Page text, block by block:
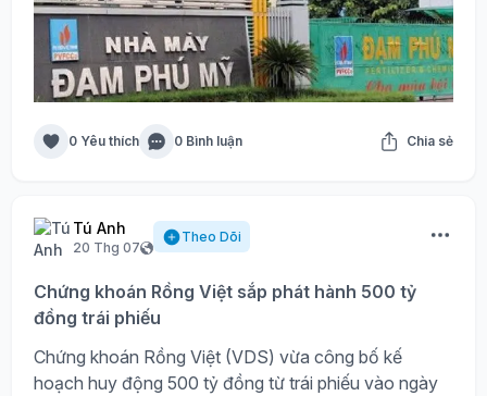
0 Yêu thích 0 Bình luận Chia sẻ
Tú Anh
20 Thg 07
Theo Dõi
Chứng khoán Rồng Việt sắp phát hành 500 tỷ
đồng trái phiếu
Chứng khoán Rồng Việt (VDS) vừa công bố kế
hoạch huy động 500 tỷ đồng từ trái phiếu vào ngày